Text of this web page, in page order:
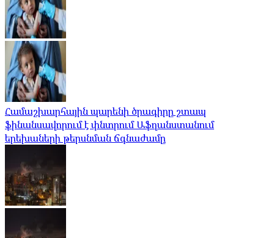
Համաշխարհային պարենի ծրագիրը շտապ
ֆինանսավորում է փնտրում Աֆղանստանում
երեխաների թերսնման ճգնաժամը